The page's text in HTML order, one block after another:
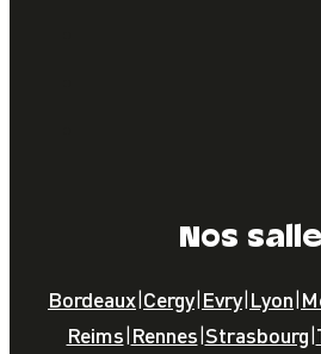
Nos
Bordeaux|Cergy|Evry|Lyon|
Reims|Rennes|Strasbourg|